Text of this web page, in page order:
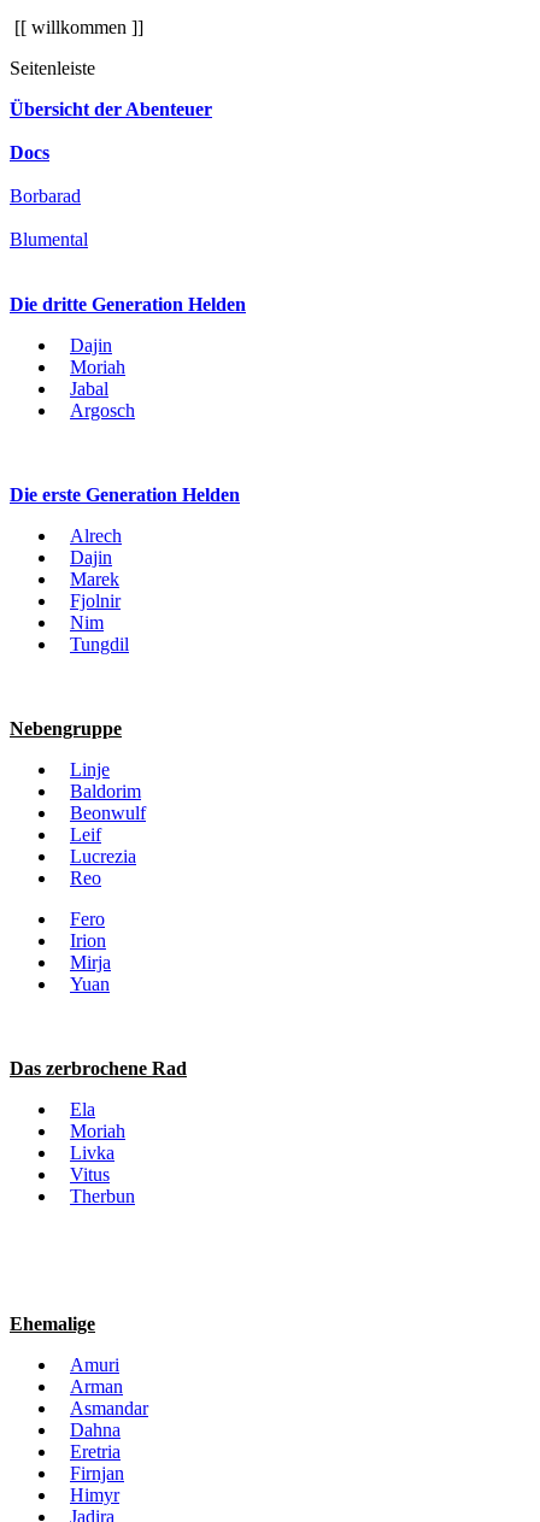
willkommen
Seitenleiste
Übersicht der Abenteuer
Docs
Borbarad
Blumental
Die dritte Generation Helden
Dajin
Moriah
Jabal
Argosch
Die erste Generation Helden
Alrech
Dajin
Marek
Fjolnir
Nim
Tungdil
Nebengruppe
Linje
Baldorim
Beonwulf
Leif
Lucrezia
Reo
Fero
Irion
Mirja
Yuan
Das zerbrochene Rad
Ela
Moriah
Livka
Vitus
Therbun
Ehemalige
Amuri
Arman
Asmandar
Dahna
Eretria
Firnjan
Himyr
Jadira